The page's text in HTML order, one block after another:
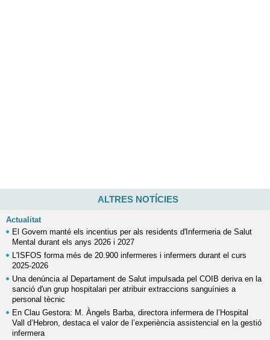
ALTRES NOTÍCIES
Actualitat
El Govern manté els incentius per als residents d'Infermeria de Salut
Mental durant els anys 2026 i 2027
L'ISFOS forma més de 20.900 infermeres i infermers durant el curs
2025-2026
Una denúncia al Departament de Salut impulsada pel COIB deriva en la
sanció d'un grup hospitalari per atribuir extraccions sanguínies a
personal tècnic
En Clau Gestora: M. Àngels Barba, directora infermera de l’Hospital
Vall d’Hebron, destaca el valor de l’experiència assistencial en la gestió
infermera